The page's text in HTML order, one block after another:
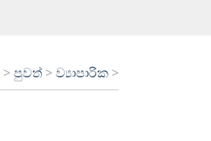
>පුවත් >ව්‍යාපාරික >